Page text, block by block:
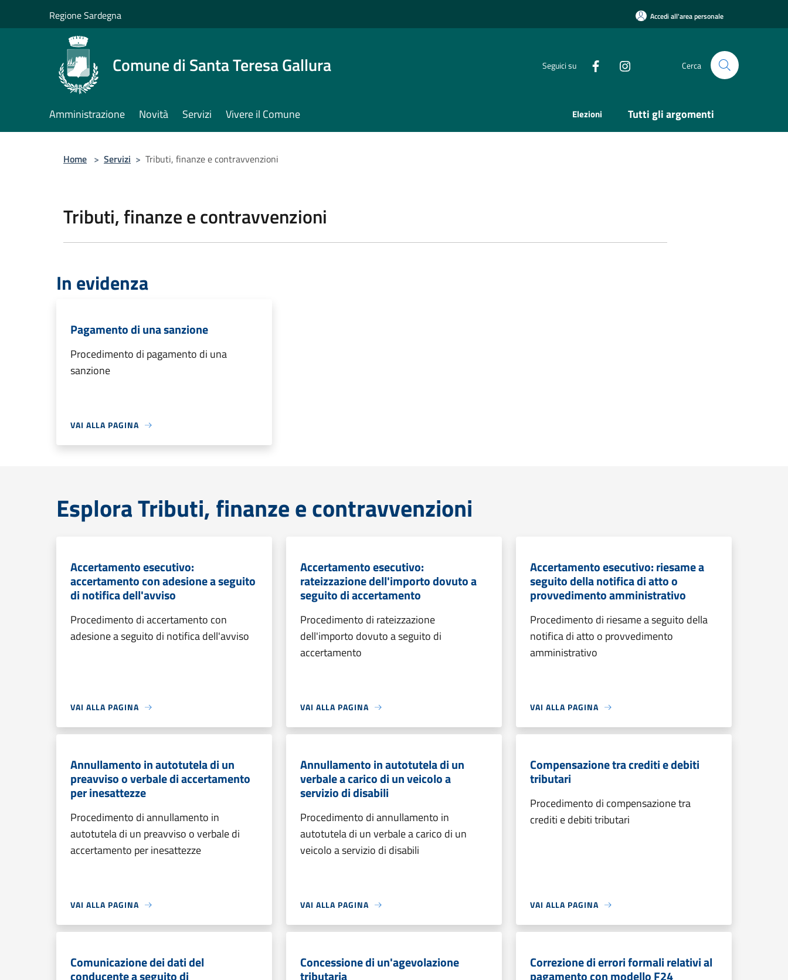
Regione Sardegna Accedi all'area personale
Comune di Santa Teresa Gallura Seguici su Cerca
Amministrazione Novità Servizi Vivere il Comune Elezioni Tutti gli argomenti
Home > Servizi > Tributi, finanze e contravvenzioni
Tributi, finanze e contravvenzioni
In evidenza
Pagamento di una sanzione
Procedimento di pagamento di una
sanzione
VAI ALLA PAGINA
Esplora Tributi, finanze e contravvenzioni
Accertamento esecutivo:
accertamento con adesione a seguito
di notifica dell'avviso
Procedimento di accertamento con
adesione a seguito di notifica dell'avviso
VAI ALLA PAGINA
Accertamento esecutivo:
rateizzazione dell'importo dovuto a
seguito di accertamento
Procedimento di rateizzazione
dell'importo dovuto a seguito di
accertamento
VAI ALLA PAGINA
Accertamento esecutivo: riesame a
seguito della notifica di atto o
provvedimento amministrativo
Procedimento di riesame a seguito della
notifica di atto o provvedimento
amministrativo
VAI ALLA PAGINA
Annullamento in autotutela di un
preavviso o verbale di accertamento
per inesattezze
Procedimento di annullamento in
autotutela di un preavviso o verbale di
accertamento per inesattezze
VAI ALLA PAGINA
Annullamento in autotutela di un
verbale a carico di un veicolo a
servizio di disabili
Procedimento di annullamento in
autotutela di un verbale a carico di un
veicolo a servizio di disabili
VAI ALLA PAGINA
Compensazione tra crediti e debiti
tributari
Procedimento di compensazione tra
crediti e debiti tributari
VAI ALLA PAGINA
Comunicazione dei dati del
conducente a seguito di
Concessione di un'agevolazione
tributaria
Correzione di errori formali relativi al
pagamento con modello F24